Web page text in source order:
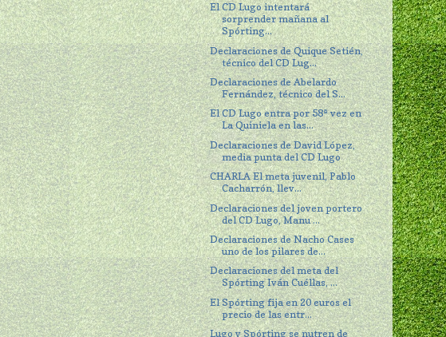
El CD Lugo intentará
sorprender mañana al
Spórting...
Declaraciones de Quique Setién,
técnico del CD Lug...
Declaraciones de Abelardo
Fernández, técnico del S...
El CD Lugo entra por 58ª vez en
La Quiniela en las...
Declaraciones de David López,
media punta del CD Lugo
CHARLA El meta juvenil, Pablo
Cacharrón, llev...
Declaraciones del joven portero
del CD Lugo, Manu ...
Declaraciones de Nacho Cases
uno de los pilares de...
Declaraciones del meta del
Spórting Iván Cuéllas, ...
El Spórting fija en 20 euros el
precio de las entr...
Lugo y Spórting se nutren de